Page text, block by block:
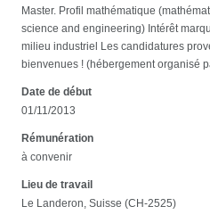
Master. Profil mathématique
science and engineering) Intérêt
milieu industriel Les candidatures
bienvenues ! (hébergement organisé
Date de début
01/11/2013
Rémunération
à convenir
Lieu de travail
Le Landeron, Suisse (CH-2525)